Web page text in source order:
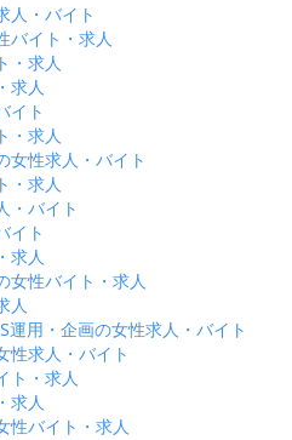
人・バイト
バイト・求人
・求人
求人
イト
・求人
女性求人・バイト
・求人
・バイト
イト
求人
女性バイト・求人
人
運用・企画の女性求人・バイト
性求人・バイト
ト・求人
求人
性バイト・求人